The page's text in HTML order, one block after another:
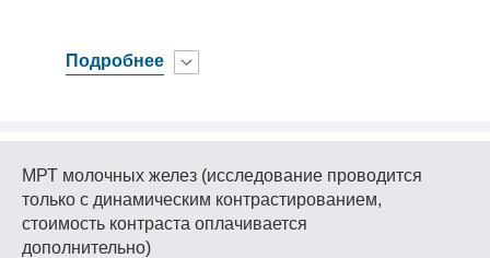
Подробнее
МРТ молочных желез (исследование проводится
только с динамическим контрастированием,
стоимость контраста оплачивается
дополнительно)